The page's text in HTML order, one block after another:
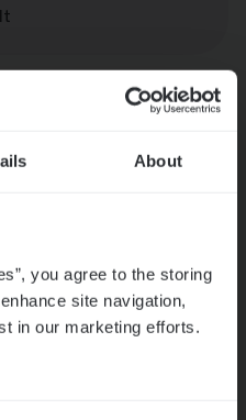
About
you agree to the storing
site navigation,
in our marketing efforts.
Cargo
Management